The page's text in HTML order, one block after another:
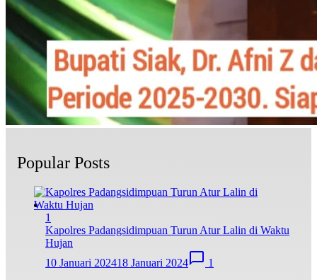
Popular Posts
1
Kapolres Padangsidimpuan Turun Atur Lalin di Waktu
Hujan
10 Januari 202418 Januari 2024 1